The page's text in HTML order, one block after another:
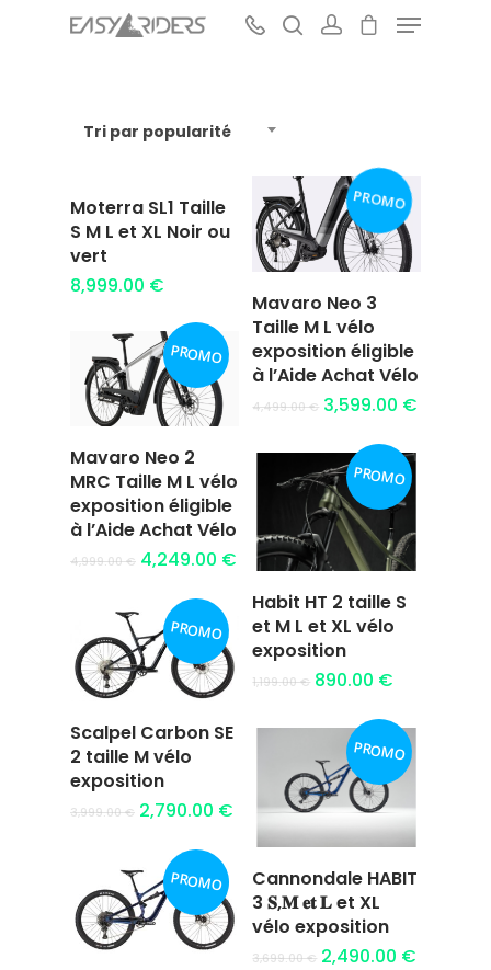
Hit enter to search or ESC to close
Tri par popularité
Ajouter au
panier
Moterra SL1 Taille
S M L et XL Noir ou
vert
8,999.00 €
PROMO
Ajouter au
panier
Mavaro Neo 3
Taille M L vélo
exposition éligible
à l’Aide Achat Vélo
4,499.00€ 3,599.00 €
PROMO
Ajouter au
panier
Mavaro Neo 2
MRC Taille M L vélo
exposition éligible
à l’Aide Achat Vélo
4,999.00€ 4,249.00 €
PROMO
Ajouter au
panier
Habit HT 2 taille S
et M L et XL vélo
exposition
1,199.00€ 890.00 €
PROMO
Ajouter au
panier
Scalpel Carbon SE
2 taille M vélo
exposition
3,999.00€ 2,790.00 €
PROMO
Ajouter au
panier
Cannondale HABIT
3 𝐒,𝐌 𝐞𝐭 𝐋 et XL
vélo exposition
3,699.00€ 2,490.00 €
PROMO